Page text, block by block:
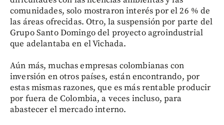
comunidades, solo mostraron interés por el 26 % de
las áreas ofrecidas. Otro, la suspensión por parte del
Grupo Santo Domingo del proyecto agroindustrial
que adelantaba en el Vichada.
Aún más, muchas empresas colombianas con
inversión en otros países, están encontrando, por
estas mismas razones, que es más rentable producir
por fuera de Colombia, a veces incluso, para
abastecer el mercado interno.